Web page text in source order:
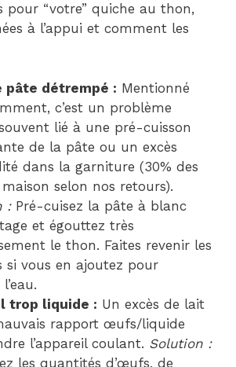
pour “votre” quiche au thon,
à l’appui et comment les
pâte détrempé : Mentionné
c’est un problème
lié à une pré-cuisson
de la pâte ou un excès
dans la garniture (30% des
selon nos retours).
:Pré-cuisez la pâte à blanc
et égouttez très
le thon. Faites revenir les
si vous en ajoutez pour
trop liquide : Un excès de lait
rapport œufs/liquide
l’appareil coulant. Solution :
les quantités d’œufs, de